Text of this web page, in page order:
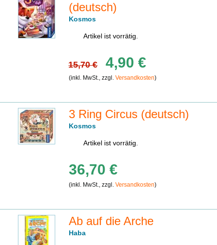
(deutsch)
Kosmos
Artikel ist vorrätig.
15,70 € 4,90 €
(inkl. MwSt., zzgl.Versandkosten)
3 Ring Circus (deutsch)
Kosmos
Artikel ist vorrätig.
36,70 €
(inkl. MwSt., zzgl.Versandkosten)
Ab auf die Arche
Haba